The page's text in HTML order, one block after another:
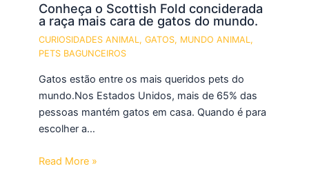
Conheça o Scottish Fold conciderada
a raça mais cara de gatos do mundo.
CURIOSIDADES ANIMAL,GATOS, MUNDO ANIMAL,
PETS BAGUNCEIROS
Gatos estão entre os mais queridos pets do
mundo.Nos Estados Unidos, mais de 65% das
pessoas mantém gatos em casa. Quando é para
escolher a…
Read More »